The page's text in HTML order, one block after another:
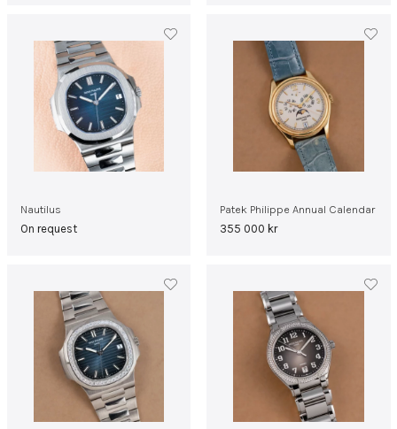
Nautilus
On request
Patek Philippe Annual Calendar
355 000 kr